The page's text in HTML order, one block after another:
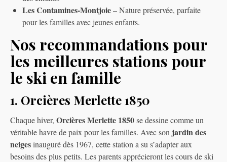
Les Contamines-Montjoie– Nature préservée, parfaite
pour les familles avec jeunes enfants.
Nos recommandations pour
les meilleures stations pour
le ski en famille
1. Orcières Merlette 1850
Chaque hiver, Orcières Merlette 1850se dessine comme un
véritable havre de paix pour les familles. Avec son jardin des
neigesinauguré dès 1967, cette station a su s’adapter aux
besoins des plus petits. Les parents apprécieront les cours de ski